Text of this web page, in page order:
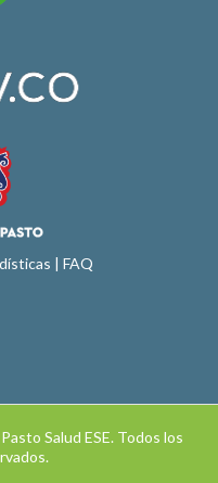
| FAQ
Salud ESE. Todos los